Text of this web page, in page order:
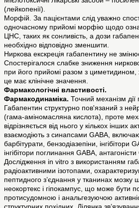
(лейкопенії).
Морфій. За пацієнтами слід уважно
одночасному прийомі морфію щодо
ЦНС, таких як сонливість, а дози
необхідно відповідно зменшити.
Ниркова екскреція габапентину не
Спостерігалося слабке зниження
при його прийомі разом з циметидином,
це має клінічне значення.
Фармакологічні властивості.
Фармакодинаміка. Точний механізм
Габапентин структурно пов'язаний з
(гама-аміномасляна кислота), проте
відрізняється від нього у кількох інших
взаємодіють з синапсами GABA,
барбітурати, бензодіазепіни, інгібітори
інгібітори поглинання GABA,
Дослідження in vitro з використанням
радіоактивними ізотопами,
пептидного з’єднання у тканинах мозку
неокортекс і гіпокампус, що може бути
протисудомною і анальгезуючою